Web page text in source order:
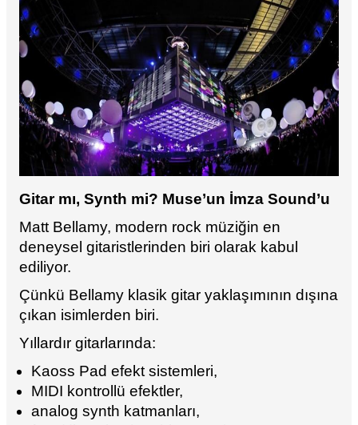
Gitar mı, Synth mi? Muse’un İmza Sound’u
Matt Bellamy, modern rock müziğin en
deneysel gitaristlerinden biri olarak kabul
ediliyor.
Çünkü Bellamy klasik gitar yaklaşımının dışına
çıkan isimlerden biri.
Yıllardır gitarlarında:
Kaoss Pad efekt sistemleri,
MIDI kontrollü efektler,
analog synth katmanları,